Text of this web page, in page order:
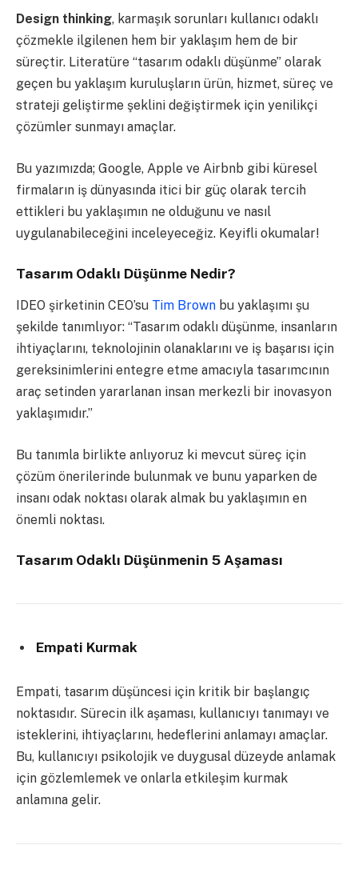
Design thinking, karmaşık sorunları kullanıcı odaklı
çözmekle ilgilenen hem bir yaklaşım hem de bir
süreçtir. Literatüre “tasarım odaklı düşünme” olarak
geçen bu yaklaşım kuruluşların ürün, hizmet, süreç ve
strateji geliştirme şeklini değiştirmek için yenilikçi
çözümler sunmayı amaçlar.
Bu yazımızda; Google, Apple ve Airbnb gibi küresel
firmaların iş dünyasında itici bir güç olarak tercih
ettikleri bu yaklaşımın ne olduğunu ve nasıl
uygulanabileceğini inceleyeceğiz. Keyifli okumalar!
Tasarım Odaklı Düşünme Nedir?
IDEO şirketinin CEO’su Tim Brown bu yaklaşımı şu
şekilde tanımlıyor: “Tasarım odaklı düşünme, insanların
ihtiyaçlarını, teknolojinin olanaklarını ve iş başarısı için
gereksinimlerini entegre etme amacıyla tasarımcının
araç setinden yararlanan insan merkezli bir inovasyon
yaklaşımıdır.”
Bu tanımla birlikte anlıyoruz ki mevcut süreç için
çözüm önerilerinde bulunmak ve bunu yaparken de
insanı odak noktası olarak almak bu yaklaşımın en
önemli noktası.
Tasarım Odaklı Düşünmenin 5 Aşaması
Empati Kurmak
Empati, tasarım düşüncesi için kritik bir başlangıç ​​
noktasıdır. Sürecin ilk aşaması, kullanıcıyı tanımayı ve
isteklerini, ihtiyaçlarını, hedeflerini anlamayı amaçlar.
Bu, kullanıcıyı psikolojik ve duygusal düzeyde anlamak
için gözlemlemek ve onlarla etkileşim kurmak
anlamına gelir.